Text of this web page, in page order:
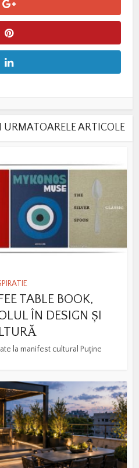
URMATOARELE ARTICOLE
TABLE BOOK,
ÎN DESIGN ȘI
la manifest cultural Puține